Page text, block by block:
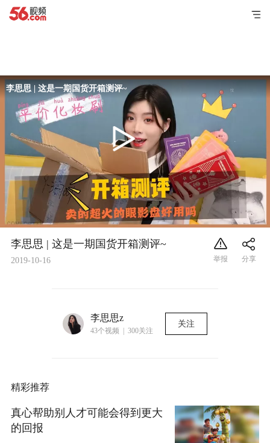
李思思 | 这是一期国货开箱测评~
李思思 | 这是一期国货开箱测评~
2019-10-16
李思思z
43个视频 | 300关注
关注
精彩推荐
真心帮助别人才可能会得到更大
的回报